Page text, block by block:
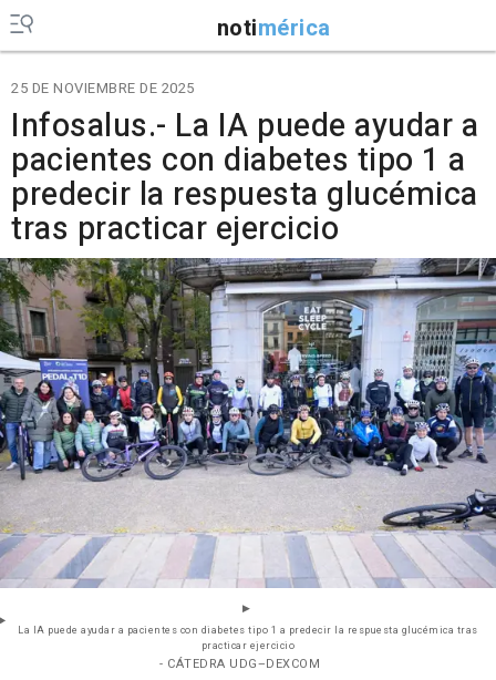
notimérica
25 DE NOVIEMBRE DE 2025
Infosalus.- La IA puede ayudar a
pacientes con diabetes tipo 1 a
predecir la respuesta glucémica
tras practicar ejercicio
La IA puede ayudar a pacientes con diabetes tipo 1 a predecir la respuesta glucémica tras
practicar ejercicio
- CÁTEDRA UDG–DEXCOM